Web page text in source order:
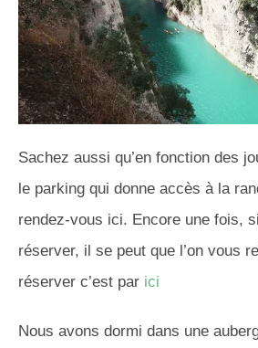
Sachez aussi qu’en fonction des
le parking qui donne accès à la
rendez-vous ici. Encore une fois,
réserver, il se peut que l’on vous
réserver c’est par ici
Nous avons dormi dans une